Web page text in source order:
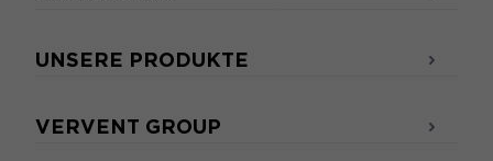
UNSERE PRODUKTE
VERVENT GROUP